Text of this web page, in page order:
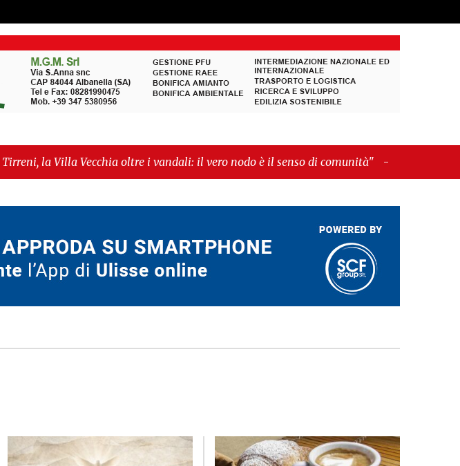
oltre i vandali: il vero nodo è il senso di comunità" -"Cava de’ Tirreni, La
“Serve chiarezza!”"